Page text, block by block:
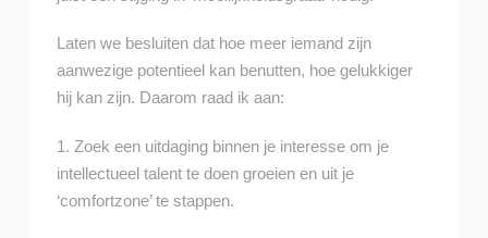
Laten we besluiten dat hoe meer iemand zijn
aanwezige potentieel kan benutten, hoe gelukkiger
hij kan zijn. Daarom raad ik aan:
1. Zoek een uitdaging binnen je interesse om je
intellectueel talent te doen groeien en uit je
‘comfortzone’ te stappen.